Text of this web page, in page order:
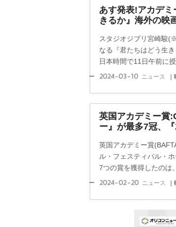
あす発表!アカデ
きるか』海外の映
スタジオジブリ宮崎駿
なる『君たちはどう生
日本時間で11日午前に
2024-03-10 ニュース
英国アカデミー賞
ー』が最多7冠、
英国アカデミー賞
ル・フェスティバル・
7つの賞を獲得したのは
2024-02-20 ニュース